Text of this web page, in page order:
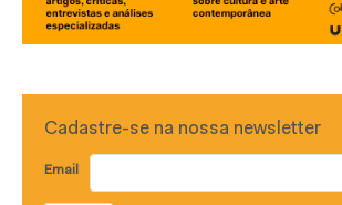
Cadastre-se na nossa newsletter
Email